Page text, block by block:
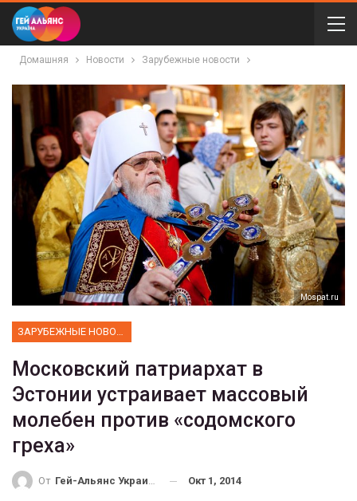
Домашняя Новости Зарубежные новости
Мospat.ru
Московский патриархат в
Эстонии устраивает массовый
молебен против «содомского
греха»
От Гей-Альянс Украина Окт 1, 2014